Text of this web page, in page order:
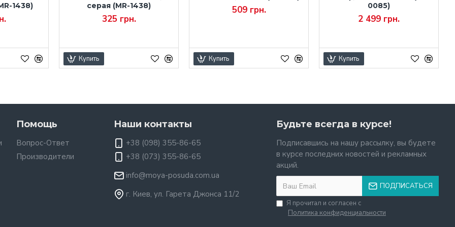
1438)
серая (MR-1438)
325 грн.
Купить
509 грн.
Купить
0085)
2 499 грн.
Купить
Помощь
Вопрос-Ответ
Производители
Наши контакты
+38 (098) 355-86-65
+38 (073) 355-86-65
info@moya-posuda.com.ua
г. Киев, ул. Гарета Джонса 11/2
Будьте всегда в курсе!
Подписавшись на нашу рассылку, вы будете
в курсе последних новостей и рекламных
акций.
ПОДПИСАТЬСЯ
Я прочитал и согласен с
Политика конфиденциальности